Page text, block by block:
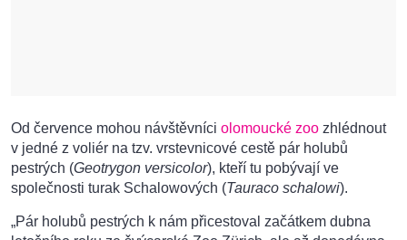
Od července mohou návštěvníci olomoucké zoo zhlédnout
v jedné z voliér na tzv. vrstevnicové cestě pár holubů
pestrých (Geotrygon versicolor), kteří tu pobývají ve
společnosti turak Schalowových (Tauraco schalowi).
„Pár holubů pestrých k nám přicestoval začátkem dubna